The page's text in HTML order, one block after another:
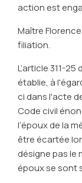
action est
Maître
filiation.
L’article 311-
établie, à
ci dans l'acte
Code civil
l’époux de la
être écartée
désigne pas le
époux se sont